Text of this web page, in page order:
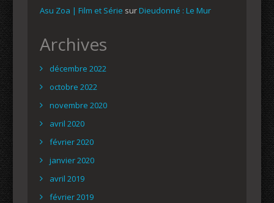
Asu Zoa | Film et Série surDieudonné : Le Mur
Archives
décembre 2022
octobre 2022
novembre 2020
avril 2020
février 2020
janvier 2020
avril 2019
février 2019